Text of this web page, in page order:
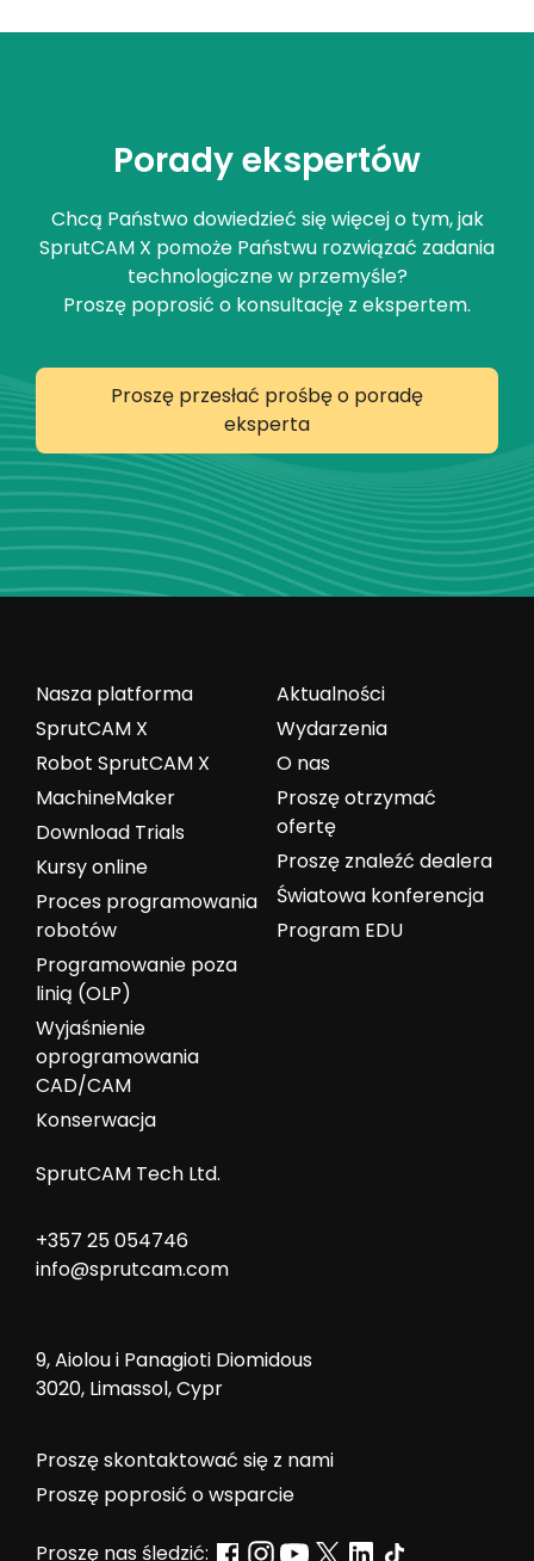
Porady ekspertów
Chcą Państwo dowiedzieć się więcej o tym, jak
SprutCAM X pomoże Państwu rozwiązać zadania
technologiczne w przemyśle?
Proszę poprosić o konsultację z ekspertem.
Proszę przesłać prośbę o poradę
eksperta
Aktualności
Wydarzenia
O nas
Proszę otrzymać
ofertę
Proszę znaleźć dealera
Światowa konferencja
Program EDU
Nasza platforma
SprutCAM X
Robot SprutCAM X
MachineMaker
Download Trials
Kursy online
Proces programowania
robotów
Programowanie poza
linią (OLP)
Wyjaśnienie
oprogramowania
CAD/CAM
Konserwacja
SprutCAM Tech Ltd.
+357 25 054746
info@sprutcam.com
9, Aiolou i Panagioti Diomidous
3020, Limassol, Cypr
Proszę skontaktować się z nami
Proszę poprosić o wsparcie
Proszę nas śledzić: